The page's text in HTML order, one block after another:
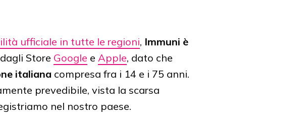
ufficiale in tutte le regioni, Immuni è
dagli Store Google e Apple, dato che
italiana compresa fra i 14 e i 75 anni.
prevedibile, vista la scarsa
nel nostro paese.